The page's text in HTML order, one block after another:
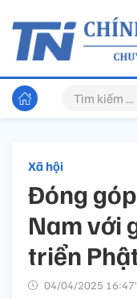
Xã hội
Đóng
Nam với
triển
04/04/2025 16:47’